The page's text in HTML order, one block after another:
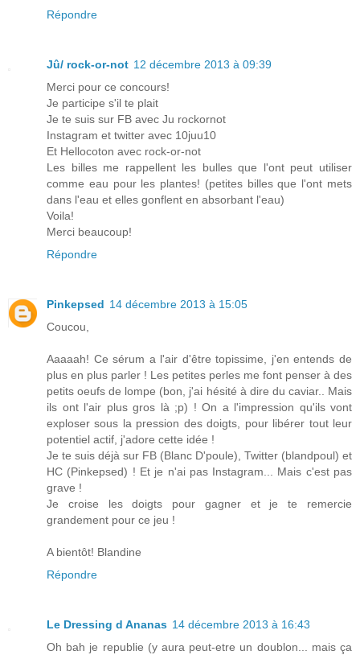
Répondre
Jû/ rock-or-not 12 décembre 2013 à 09:39
Merci pour ce concours!
Je participe s'il te plait
Je te suis sur FB avec Ju rockornot
Instagram et twitter avec 10juu10
Et Hellocoton avec rock-or-not
Les billes me rappellent les bulles que l'ont peut utiliser
comme eau pour les plantes! (petites billes que l'ont mets
dans l'eau et elles gonflent en absorbant l'eau)
Voila!
Merci beaucoup!
Répondre
Pinkepsed 14 décembre 2013 à 15:05
Coucou,
Aaaaah! Ce sérum a l'air d'être topissime, j'en entends de
plus en plus parler ! Les petites perles me font penser à des
petits oeufs de lompe (bon, j'ai hésité à dire du caviar.. Mais
ils ont l'air plus gros là ;p) ! On a l'impression qu'ils vont
exploser sous la pression des doigts, pour libérer tout leur
potentiel actif, j'adore cette idée !
Je te suis déjà sur FB (Blanc D'poule), Twitter (blandpoul) et
HC (Pinkepsed) ! Et je n'ai pas Instagram... Mais c'est pas
grave !
Je croise les doigts pour gagner et je te remercie
grandement pour ce jeu !
A bientôt! Blandine
Répondre
Le Dressing d Ananas 14 décembre 2013 à 16:43
Oh bah je republie (y aura peut-etre un doublon... mais ça